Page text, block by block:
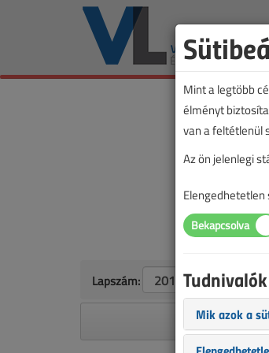
Lapszám:
A
Mint a legtöbb
élményt
van a feltétlenül
Az ön jelenlegi
Elengedhetetlen
Mik azok a